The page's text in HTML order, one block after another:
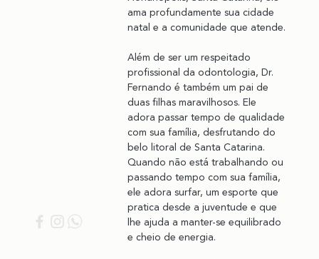
ama profundamente sua cidade
natal e a comunidade que atende.
Além de ser um respeitado
profissional da odontologia, Dr.
Fernando é também um pai de
duas filhas maravilhosos. Ele
adora passar tempo de qualidade
com sua família, desfrutando do
belo litoral de Santa Catarina.
Quando não está trabalhando ou
passando tempo com sua família,
ele adora surfar, um esporte que
pratica desde a juventude e que
lhe ajuda a manter-se equilibrado
e cheio de energia.